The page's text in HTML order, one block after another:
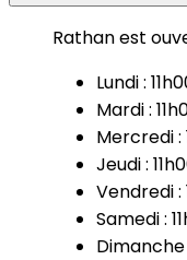
Rathan est
Lundi :
Mardi :
Mercredi :
Jeudi :
Vendredi :
Samedi :
Dimanche